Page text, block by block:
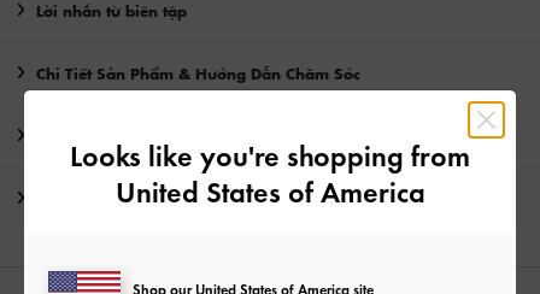
Lời nhắn từ biên tập
Chi Tiết Sản Phẩm & Hướng Dẫn Chăm Sóc
Vận chuyển & trả hàng
Looks like you're shopping from
United States of America
Shop our United States of America site